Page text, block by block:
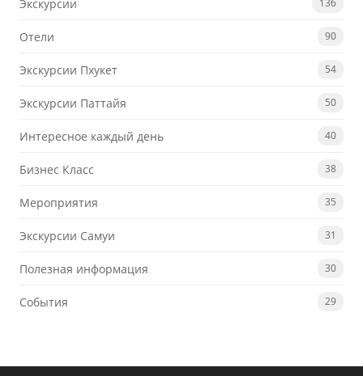
Экскурсии 136
Отели 90
Экскурсии Пхукет 54
Экскурсии Паттайя 50
Интересное каждый день 40
Бизнес Класс 38
Мероприятия 35
Экскурсии Самуи 31
Полезная информация 30
События 29